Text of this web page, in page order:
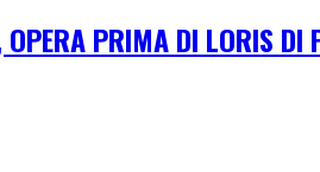
OPERA PRIMA DI LORIS